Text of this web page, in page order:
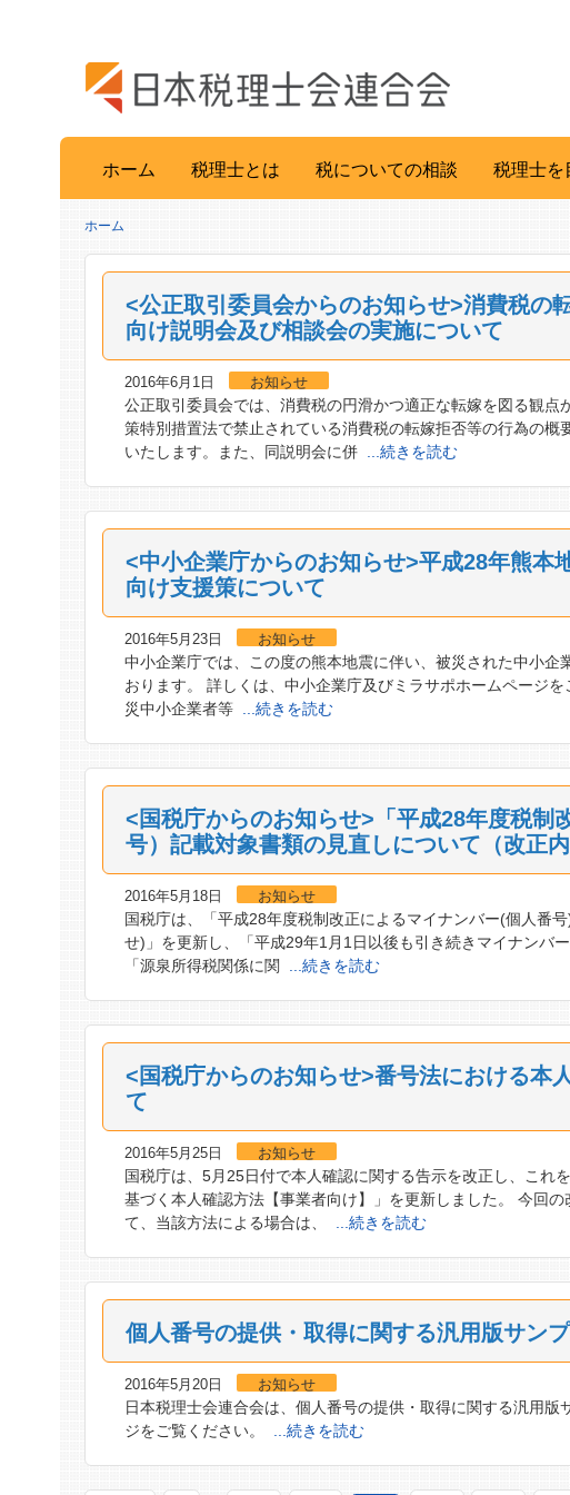
ホーム 税理士とは 税についての相談 税理士を
ホーム
<公正取引委員会からのお知らせ>消費税の
向け説明会及び相談会の実施について
2016年6月1日 お知らせ
公正取引委員会では、消費税の円滑かつ適正な転嫁を図る観
策特別措置法で禁止されている消費税の転嫁拒否等の行為の
いたします。また、同説明会に併
...続きを読む
<中小企業庁からのお知らせ>平成28年熊本
向け支援策について
2016年5月23日 お知らせ
中小企業庁では、この度の熊本地震に伴い、被災された中小
おります。 詳しくは、中小企業庁及びミラサポホームページ
災中小企業者等
...続きを読む
<国税庁からのお知らせ>「平成28年度税制
号）記載対象書類の見直しについて（改正
2016年5月18日 お知らせ
国税庁は、「平成28年度税制改正によるマイナンバー(個人番
せ)」を更新し、「平成29年1月1日以後も引き続きマイナンバ
「源泉所得税関係に関
...続きを読む
<国税庁からのお知らせ>番号法における本
て
2016年5月25日 お知らせ
国税庁は、5月25日付で本人確認に関する告示を改正し、これ
基づく本人確認方法【事業者向け】」を更新しました。 今回
て、当該方法による場合は、
...続きを読む
個人番号の提供・取得に関する汎用版サン
2016年5月20日 お知らせ
日本税理士会連合会は、個人番号の提供・取得に関する汎用
ジをご覧ください。
...続きを読む